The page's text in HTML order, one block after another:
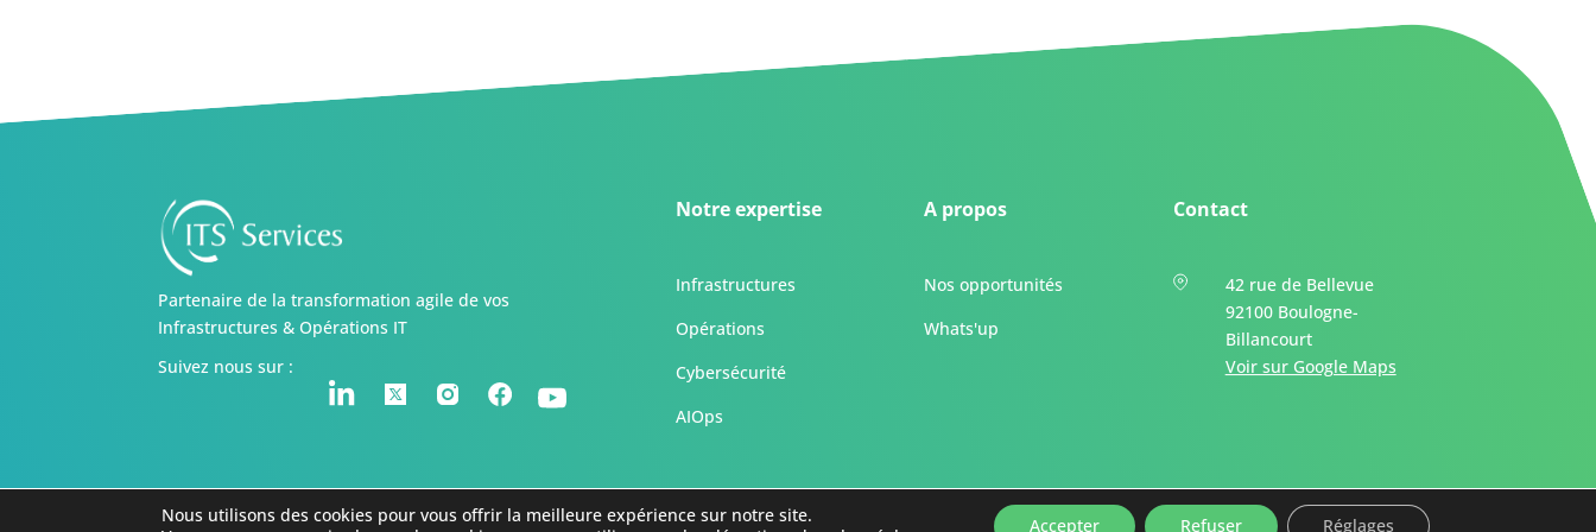
Partenaire de la transformation agile de vos
Infrastructures & Opérations IT
Suivez nous sur :
Notre expertise
Infrastructures
Opérations
Cybersécurité
AIOps
A propos
Nos opportunités
Whats'up
Contact
42 rue de Bellevue
92100 Boulogne-
Billancourt
Voir sur Google Maps
Nous utilisons des cookies pour vous offrir la meilleure expérience sur notre site.
Accepter Refuser Réglages